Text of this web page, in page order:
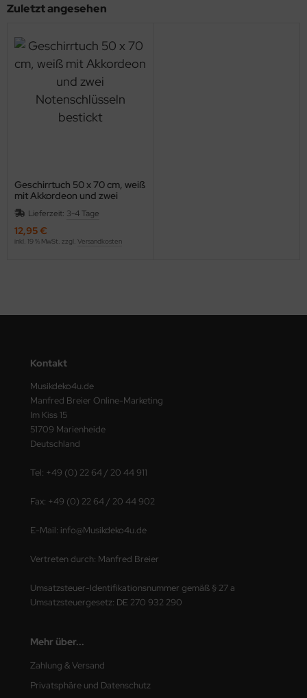
Zuletzt angesehen
Geschirrtuch 50 x 70 cm, weiß
mit Akkordeon und zwei
Notenschlüsseln bestickt
Lieferzeit: 3-4 Tage
12,95 €
inkl. 19 % MwSt. zzgl. Versandkosten
Kontakt
Musikdeko4u.de
Manfred Breier Online-Marketing
Im Kiss 15
51709 Marienheide
Deutschland
Tel: +49 (0) 22 64 / 20 44 911
Fax: +49 (0) 22 64 / 20 44 902
E-Mail: info@Musikdeko4u.de
Vertreten durch: Manfred Breier
Umsatzsteuer-Identifikationsnummer gemäß § 27 a
Umsatzsteuergesetz: DE 270 932 290
Mehr über...
Zahlung & Versand
Privatsphäre und Datenschutz